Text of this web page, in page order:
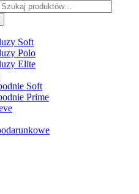
Soft
Polo
Elite
Soft
Prime